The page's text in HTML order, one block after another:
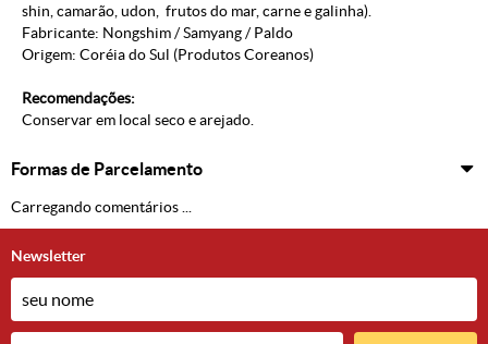
shin, camarão, udon, frutos do mar, carne e galinha).
Fabricante: Nongshim / Samyang / Paldo
Origem: Coréia do Sul (Produtos Coreanos)
Recomendações:
Conservar em local seco e arejado.
Formas de Parcelamento
Carregando comentários ...
Newsletter